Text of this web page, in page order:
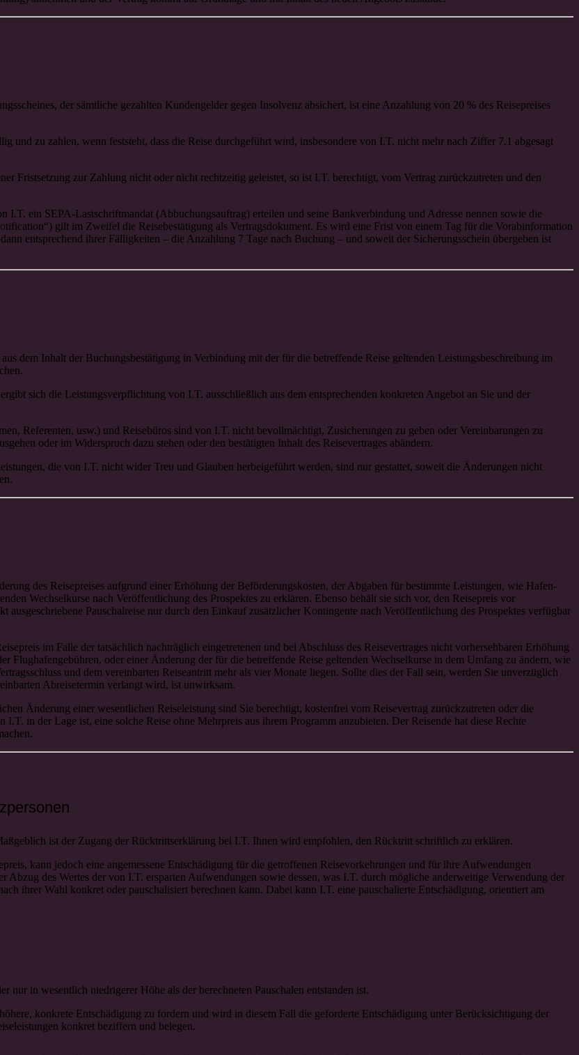
der sämtliche gezahlten Kundengelder gegen Insolvenz absichert, ist eine Anzahlung von 20 % des Reisepreises
und zu zahlen, wenn feststeht, dass die Reise durchgeführt wird, insbesondere von I.T. nicht mehr nach Ziffer 7.1 abgesagt
Fristsetzung zur Zahlung nicht oder nicht rechtzeitig geleistet, so ist I.T. berechtigt, vom Vertrag zurückzutreten und den
I.T. ein SEPA-Lastschriftmandat (Abbuchungsauftrag) erteilen und seine Bankverbindung und Adresse nennen sowie die
gilt im Zweifel die Reisebestätigung als Vertragsdokument. Es wird eine Frist von einem Tag für die Vorabinformation
entsprechend ihrer Fälligkeiten – die Anzahlung 7 Tage nach Buchung – und soweit der Sicherungsschein übergeben ist
dem Inhalt der Buchungsbestätigung in Verbindung mit der für die betreffende Reise geltenden Leistungsbeschreibung im
sich die Leistungsverpflichtung von I.T. ausschließlich aus dem entsprechenden konkreten Angebot an Sie und der
Referenten, usw.) und Reisebüros sind von I.T. nicht bevollmächtigt, Zusicherungen zu geben oder Vereinbarungen zu
oder im Widerspruch dazu stehen oder den bestätigten Inhalt des Reisevertrages abändern.
die von I.T. nicht wider Treu und Glauben herbeigeführt werden, sind nur gestattet, soweit die Änderungen nicht
des Reisepreises aufgrund einer Erhöhung der Beförderungskosten, der Abgaben für bestimmte Leistungen, wie Hafen-
Wechselkurse nach Veröffentlichung des Prospektes zu erklären. Ebenso behält sie sich vor, den Reisepreis vor
ausgeschriebene Pauschalreise nur durch den Einkauf zusätzlicher Kontingente nach Veröffentlichung des Prospektes verfügbar
im Falle der tatsächlich nachträglich eingetretenen und bei Abschluss des Reisevertrages nicht vorhersehbaren Erhöhung
Flughafengebühren, oder einer Änderung der für die betreffende Reise geltenden Wechselkurse in dem Umfang zu ändern, wie
und dem vereinbarten Reiseantritt mehr als vier Monate liegen. Sollte dies der Fall sein, werden Sie unverzüglich
Abreisetermin verlangt wird, ist unwirksam.
Änderung einer wesentlichen Reiseleistung sind Sie berechtigt, kostenfrei vom Reisevertrag zurückzutreten oder die
in der Lage ist, eine solche Reise ohne Mehrpreis aus ihrem Programm anzubieten. Der Reisende hat diese Rechte
ist der Zugang der Rücktrittserklärung bei I.T. Ihnen wird empfohlen, den Rücktritt schriftlich zu erklären.
kann jedoch eine angemessene Entschädigung für die getroffenen Reisevorkehrungen und für ihre Aufwendungen
Abzug des Wertes der von I.T. ersparten Aufwendungen sowie dessen, was I.T. durch mögliche anderweitige Verwendung der
ihrer Wahl konkret oder pauschalisiert berechnen kann. Dabei kann I.T. eine pauschalierte Entschädigung, orientiert am
nur in wesentlich niedrigerer Höhe als der berechneten Pauschalen entstanden ist.
konkrete Entschädigung zu fordern und wird in diesem Fall die geforderte Entschädigung unter Berücksichtigung der
konkret beziffern und belegen.